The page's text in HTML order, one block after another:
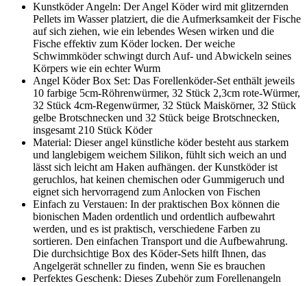
Kunstköder Angeln: Der Angel Köder wird mit glitzernden
Pellets im Wasser platziert, die die Aufmerksamkeit der Fische
auf sich ziehen, wie ein lebendes Wesen wirken und die
Fische effektiv zum Köder locken. Der weiche
Schwimmköder schwingt durch Auf- und Abwickeln seines
Körpers wie ein echter Wurm
Angel Köder Box Set: Das Forellenköder-Set enthält jeweils
10 farbige 5cm-Röhrenwürmer, 32 Stück 2,3cm rote-Würmer,
32 Stück 4cm-Regenwürmer, 32 Stück Maiskörner, 32 Stück
gelbe Brotschnecken und 32 Stück beige Brotschnecken,
insgesamt 210 Stück Köder
Material: Dieser angel künstliche köder besteht aus starkem
und langlebigem weichem Silikon, fühlt sich weich an und
lässt sich leicht am Haken aufhängen. der Kunstköder ist
geruchlos, hat keinen chemischen oder Gummigeruch und
eignet sich hervorragend zum Anlocken von Fischen
Einfach zu Verstauen: In der praktischen Box können die
bionischen Maden ordentlich und ordentlich aufbewahrt
werden, und es ist praktisch, verschiedene Farben zu
sortieren. Den einfachen Transport und die Aufbewahrung.
Die durchsichtige Box des Köder-Sets hilft Ihnen, das
Angelgerät schneller zu finden, wenn Sie es brauchen
Perfektes Geschenk: Dieses Zubehör zum Forellenangeln